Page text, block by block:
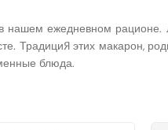
ежедневном рационе.
Традиция этих макарон,
блюда.